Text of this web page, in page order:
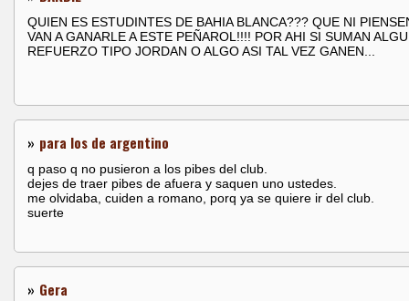
QUIEN ES ESTUDINTES DE BAHIA BLANCA??? QUE NI
VAN A GANARLE A ESTE PEÑAROL!!!! POR AHI SI SUMAN
REFUERZO TIPO JORDAN O ALGO ASI TAL VEZ GANEN...
» para los de argentino
q paso q no pusieron a los pibes del club.
dejes de traer pibes de afuera y saquen uno ustedes.
me olvidaba, cuiden a romano, porq ya se quiere ir del club.
suerte
» Gera